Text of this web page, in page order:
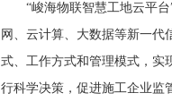
“峻海物联智慧工地云平
网、云计算、大数据等新一
式、工作方式和管理模式，实
行科学决策，促进施工企业监